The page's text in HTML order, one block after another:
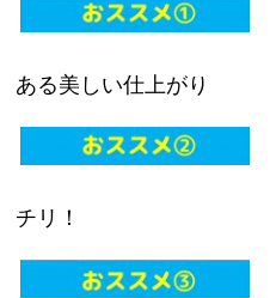
ある美しい仕上がり
チリ！